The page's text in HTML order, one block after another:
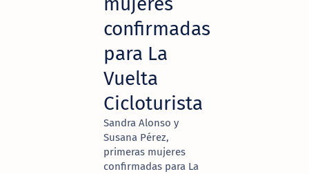
confirmadas
para La
Vuelta
Cicloturista
Sandra Alonso y
Susana Pérez,
primeras mujeres
confirmadas para La